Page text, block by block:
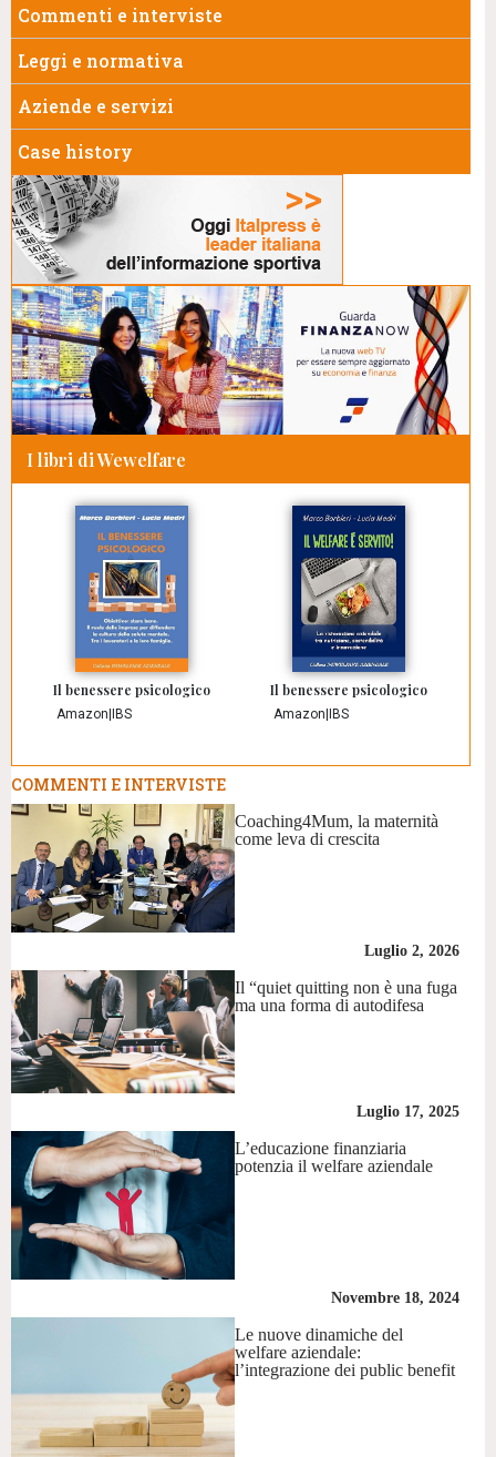
Commenti e interviste
Leggi e normativa
Aziende e servizi
Case history
I libri di Wewelfare
Il benessere psicologico
Amazon IBS
Il benessere psicologico
Amazon IBS
COMMENTI E INTERVISTE
Coaching4Mum, la maternità
come leva di crescita
Luglio 2, 2026
Il “quiet quitting non è una fuga
ma una forma di autodifesa
Luglio 17, 2025
L’educazione finanziaria
potenzia il welfare aziendale
Novembre 18, 2024
Le nuove dinamiche del
welfare aziendale:
l’integrazione dei public benefit